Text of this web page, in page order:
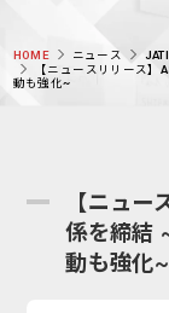
HOME ニュース
【ニュースリリース
動も強化~
【ニュ
係を締結
動も強化~